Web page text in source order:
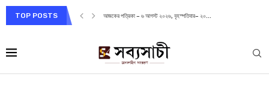
TOP POSTS আজকের পত্রিকা – ৬ আগস্ট ২০২৬, বৃহস্পতিবার– ২০...